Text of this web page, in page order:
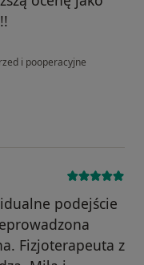
i pooperacyjne
podejście
Fizjoterapeuta z